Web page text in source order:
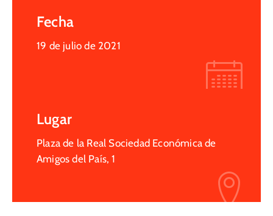
Fecha
19 de julio de 2021
Lugar
Plaza de la Real Sociedad Económica de
Amigos del País, 1